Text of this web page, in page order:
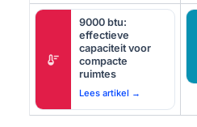
thermostat
9000 btu:
effectieve
capaciteit voor
compacte
ruimtes
Lees artikel →